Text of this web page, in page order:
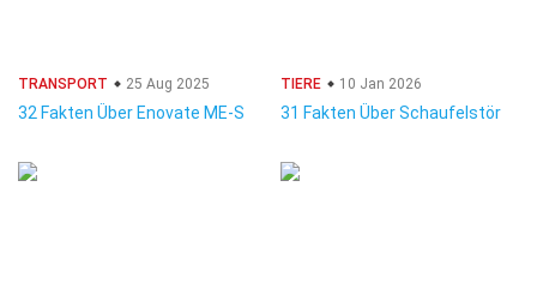
TRANSPORT 25 Aug 2025
32 Fakten Über Enovate ME-S
TIERE 10 Jan 2026
31 Fakten Über Schaufelstör